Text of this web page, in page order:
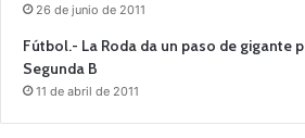
26 de junio de 2011
Fútbol.- La Roda da un paso de gigante
Segunda B
11 de abril de 2011